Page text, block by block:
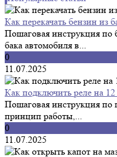
Как перекачать бензин из
Пошаговая инструкция по
бака автомобиля в...
0
11.07.2025
Как подключить реле на 12
Пошаговая инструкция по
принцип работы,...
0
11.07.2025